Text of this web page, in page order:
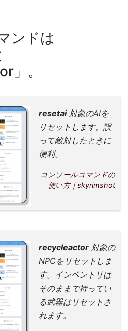
ンドは
」。
resetai対象のAIを
リセットします。誤
って敵対したときに
便利。
コンソールコマンドの
使い方｜skyrimshot
recycleactor 対象の
NPCをリセットしま
す。インベントリは
そのままで持ってい
る武器はリセットさ
れます。